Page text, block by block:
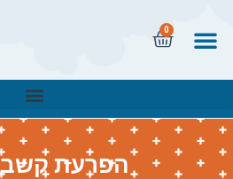
0
הפרעת קשב